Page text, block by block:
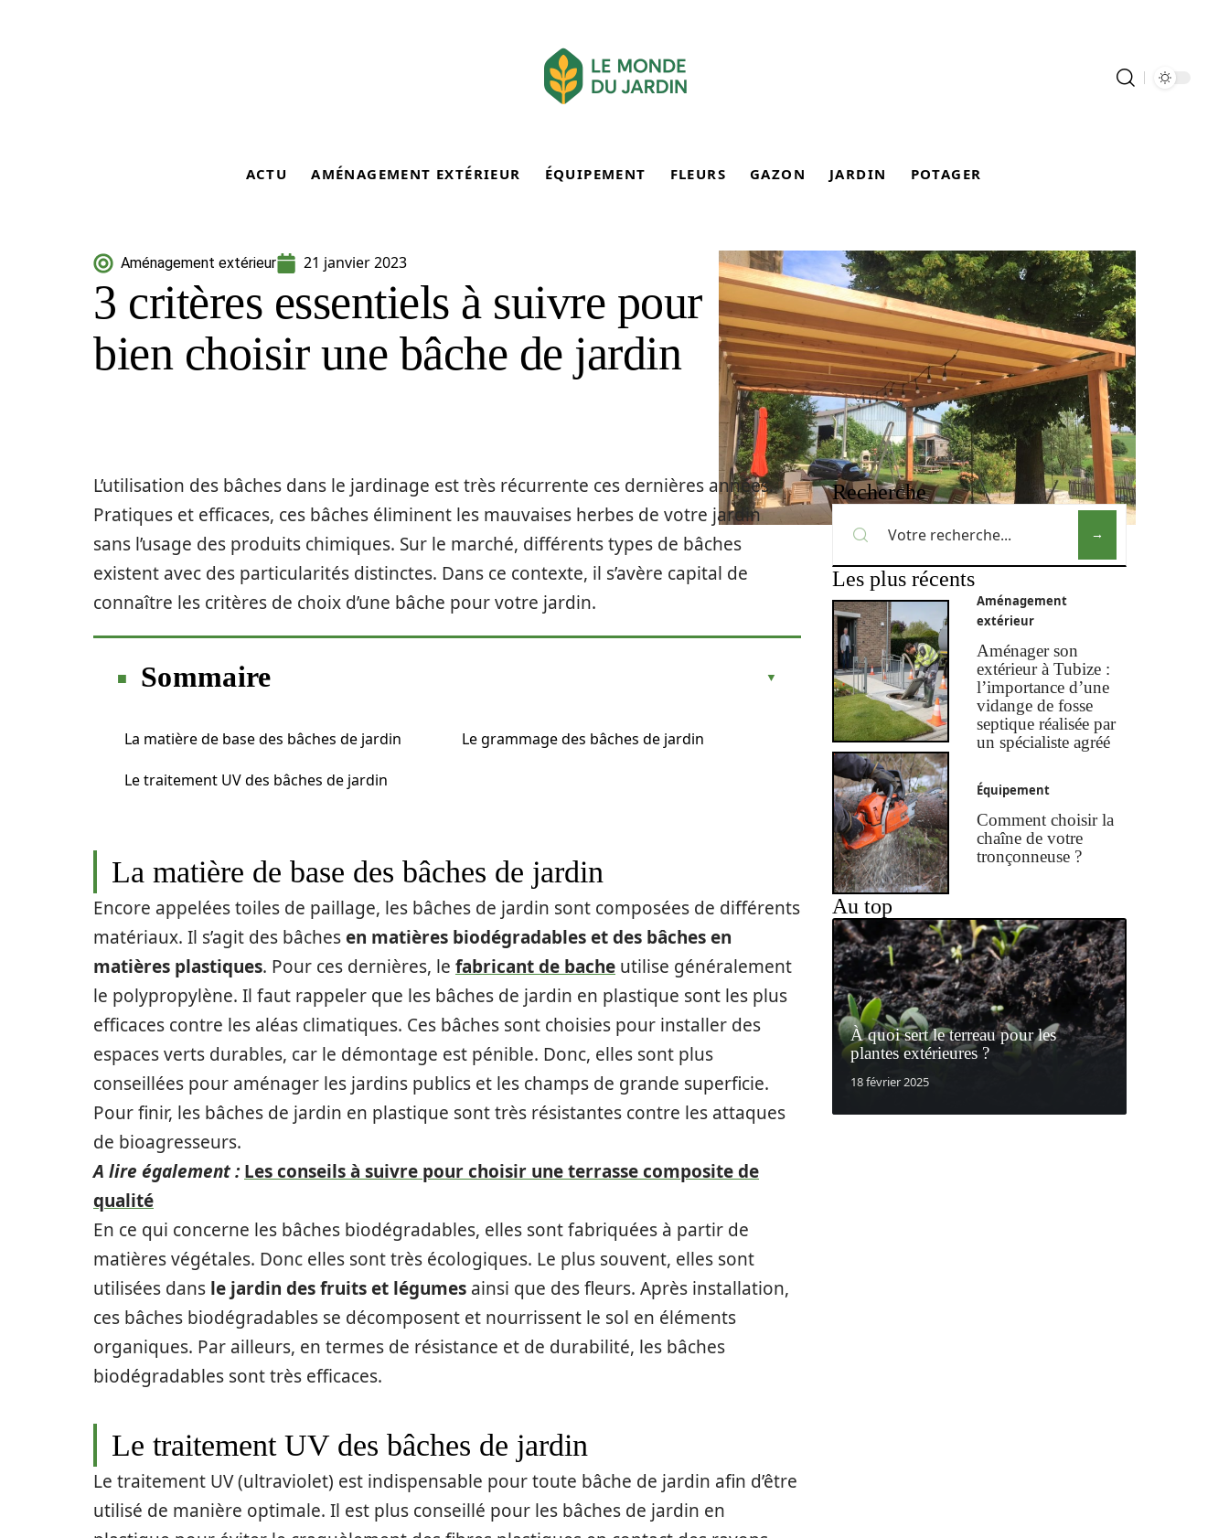
ACTU AMÉNAGEMENT EXTÉRIEUR ÉQUIPEMENT FLEURS GAZON JARDIN POTAGER
Aménagement extérieur 21 janvier 2023
3 critères essentiels à suivre pour
bien choisir une bâche de jardin
L’utilisation des bâches dans le jardinage est très récurrente ces dernières années.
Pratiques et efficaces, ces bâches éliminent les mauvaises herbes de votre jardin
sans l’usage des produits chimiques. Sur le marché, différents types de bâches
existent avec des particularités distinctes. Dans ce contexte, il s’avère capital de
connaître les critères de choix d’une bâche pour votre jardin.
Sommaire
La matière de base des bâches de jardin
Le traitement UV des bâches de jardin
Le grammage des bâches de jardin
La matière de base des bâches de jardin
Encore appelées toiles de paillage, les bâches de jardin sont composées de différents
matériaux. Il s’agit des bâchesen matières biodégradables et des bâches en
matières plastiques. Pour ces dernières, le fabricant de bache utilise généralement
le polypropylène. Il faut rappeler que les bâches de jardin en plastique sont les plus
efficaces contre les aléas climatiques. Ces bâches sont choisies pour installer des
espaces verts durables, car le démontage est pénible. Donc, elles sont plus
conseillées pour aménager les jardins publics et les champs de grande superficie.
Pour finir, les bâches de jardin en plastique sont très résistantes contre les attaques
de bioagresseurs.
A lire également : Les conseils à suivre pour choisir une terrasse composite de
qualité
En ce qui concerne les bâches biodégradables, elles sont fabriquées à partir de
matières végétales. Donc elles sont très écologiques. Le plus souvent, elles sont
utilisées dans le jardin des fruits et légumes ainsi que des fleurs. Après installation,
ces bâches biodégradables se décomposent et nourrissent le sol en éléments
organiques. Par ailleurs, en termes de résistance et de durabilité, les bâches
biodégradables sont très efficaces.
Le traitement UV des bâches de jardin
Le traitement UV (ultraviolet) est indispensable pour toute bâche de jardin afin d’être
utilisé de manière optimale. Il est plus conseillé pour les bâches de jardin en
Recherche
Les plus récents
Aménagement
extérieur
Aménager son
extérieur à Tubize :
l’importance d’une
vidange de fosse
septique réalisée par
un spécialiste agréé
Équipement
Comment choisir la
chaîne de votre
tronçonneuse ?
Au top
À quoi sert le terreau pour les
plantes extérieures ?
18 février 2025